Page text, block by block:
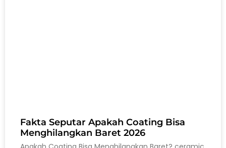
Fakta Seputar Apakah Coating Bisa
Menghilangkan Baret 2026